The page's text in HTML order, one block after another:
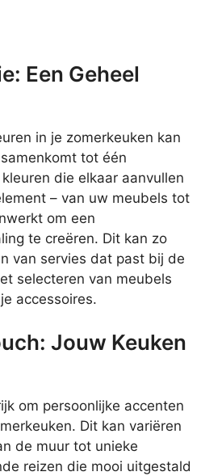
Een Geheel
in je zomerkeuken kan
tot één
die elkaar aanvullen
– van uw meubels tot
om een
te creëren. Dit kan zo
van servies dat past bij de
selecteren van meubels
accessoires.
Jouw Keuken
om persoonlijke accenten
Dit kan variëren
de muur tot unieke
reizen die mooi uitgestald